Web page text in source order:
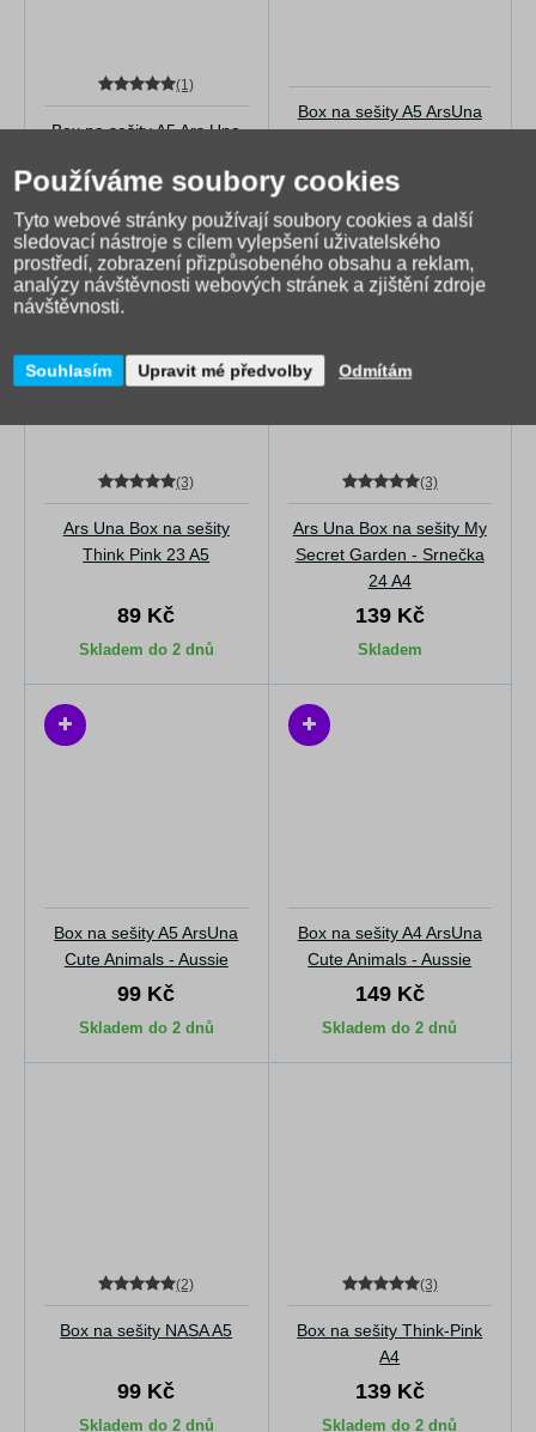
(1)
Box na sešity A5 Ars Una
119 Kč
Skladem
Box na sešity A5 ArsUna
99 Kč
Skladem do 2 dnů
(3)
Ars Una Box na sešity
Think Pink 23 A5
89 Kč
Skladem do 2 dnů
(3)
Ars Una Box na sešity My
Secret Garden - Srnečka
24 A4
139 Kč
Skladem
Box na sešity A5 ArsUna
Cute Animals - Aussie
99 Kč
Skladem do 2 dnů
Box na sešity A4 ArsUna
Cute Animals - Aussie
149 Kč
Skladem do 2 dnů
(2)
Box na sešity NASA A5
99 Kč
Skladem do 2 dnů
(3)
Box na sešity Think-Pink
A4
139 Kč
Skladem do 2 dnů
Používáme soubory cookies
Tyto webové stránky používají soubory cookies a další
sledovací nástroje s cílem vylepšení uživatelského
prostředí, zobrazení přizpůsobeného obsahu a reklam,
analýzy návštěvnosti webových stránek a zjištění zdroje
návštěvnosti.
Souhlasím Upravit mé předvolby Odmítám